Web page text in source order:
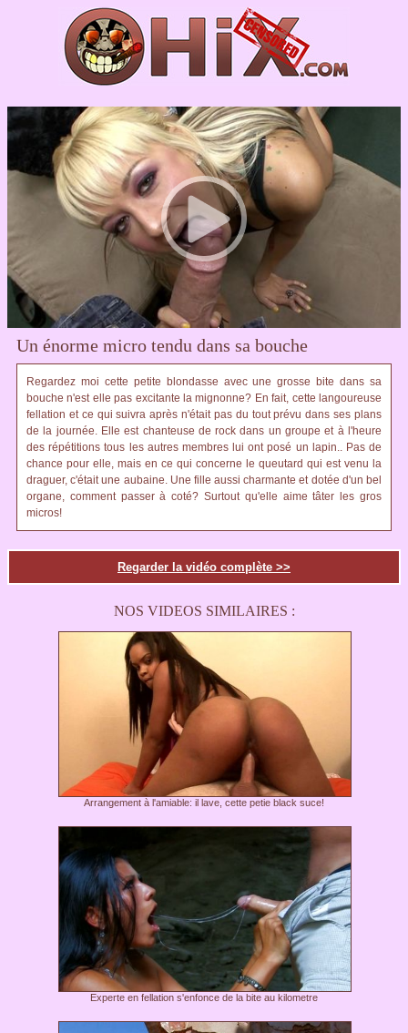
Un énorme micro tendu dans sa bouche
Regardez moi cette petite blondasse avec une grosse bite dans sa
bouche n'est elle pas excitante la mignonne? En fait, cette langoureuse
fellation et ce qui suivra après n'était pas du tout prévu dans ses plans
de la journée. Elle est chanteuse de rock dans un groupe et à l'heure
des répétitions tous les autres membres lui ont posé un lapin.. Pas de
chance pour elle, mais en ce qui concerne le queutard qui est venu la
draguer, c'était une aubaine. Une fille aussi charmante et dotée d'un bel
organe, comment passer à coté? Surtout qu'elle aime tâter les gros
micros!
Regarder la vidéo complète >>
NOS VIDEOS SIMILAIRES :
Arrangement à l'amiable: il lave, cette petie black suce!
Experte en fellation s'enfonce de la bite au kilometre